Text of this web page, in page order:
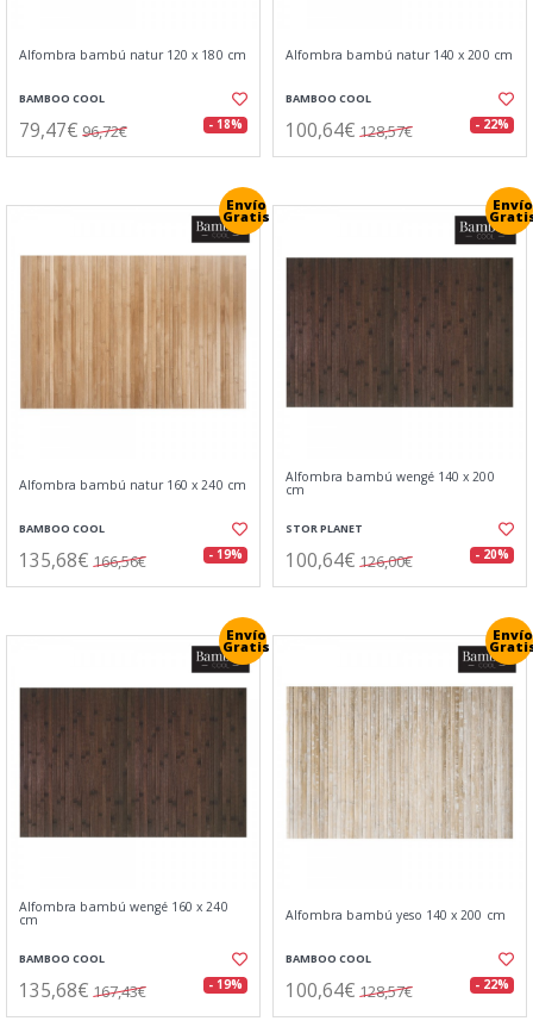
Alfombra bambú natur 120 x 180 cm
BAMBOO COOL
79,47€ 96,72€ - 18%
Alfombra bambú natur 140 x 200 cm
BAMBOO COOL
100,64€ 128,57€ - 22%
Envío
Gratis
Alfombra bambú natur 160 x 240 cm
BAMBOO COOL
135,68€ 166,56€ - 19%
Envío
Alfombra bambú wengé 140 x 200
cm
STOR PLANET
100,64€ 126,00€ - 20%
Envío
Gratis
Alfombra bambú wengé 160 x 240
cm
BAMBOO COOL
135,68€ 167,43€ - 19%
Envío
Alfombra bambú yeso 140 x 200 cm
BAMBOO COOL
100,64€ 128,57€ - 22%